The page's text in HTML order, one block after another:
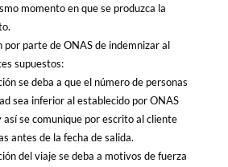
momento en que se produzca la
por parte de ONAS de indemnizar al
supuestos:
se deba a que el número de personas
sea inferior al establecido por ONAS
se comunique por escrito al cliente
antes de la fecha de salida.
del viaje se deba a motivos de fuerza